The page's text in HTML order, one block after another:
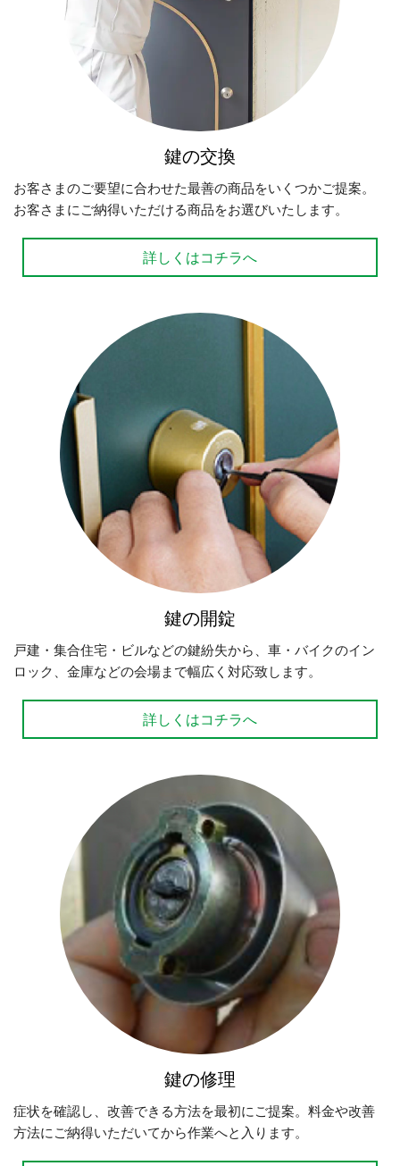
鍵の交換
お客さまのご要望に合わせた最善の商品をいくつかご提案。
お客さまにご納得いただける商品をお選びいたします。
詳しくはコチラへ
鍵の開錠
戸建・集合住宅・ビルなどの鍵紛失から、車・バイクのイン
ロック、金庫などの会場まで幅広く対応致します。
詳しくはコチラへ
鍵の修理
症状を確認し、改善できる方法を最初にご提案。料金や改善
方法にご納得いただいてから作業へと入ります。